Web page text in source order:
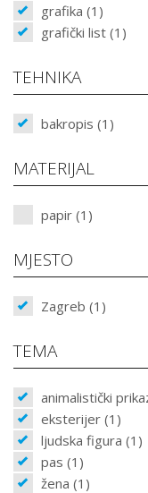
grafika (1)
grafički list (1)
TEHNIKA
bakropis (1)
MATERIJAL
papir (1)
MJESTO
Zagreb (1)
TEMA
animalistički
eksterijer (1)
ljudska figura (1)
pas (1)
žena (1)